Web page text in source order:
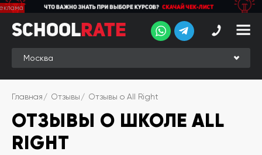
School
Rate
Рейтинг
Online-
рейтинг
Отзывы
студентов
SchoolRate
Главная Отзывы Отзывы о All Right
ОТЗЫВЫ О ШКОЛЕ ALL
RIGHT